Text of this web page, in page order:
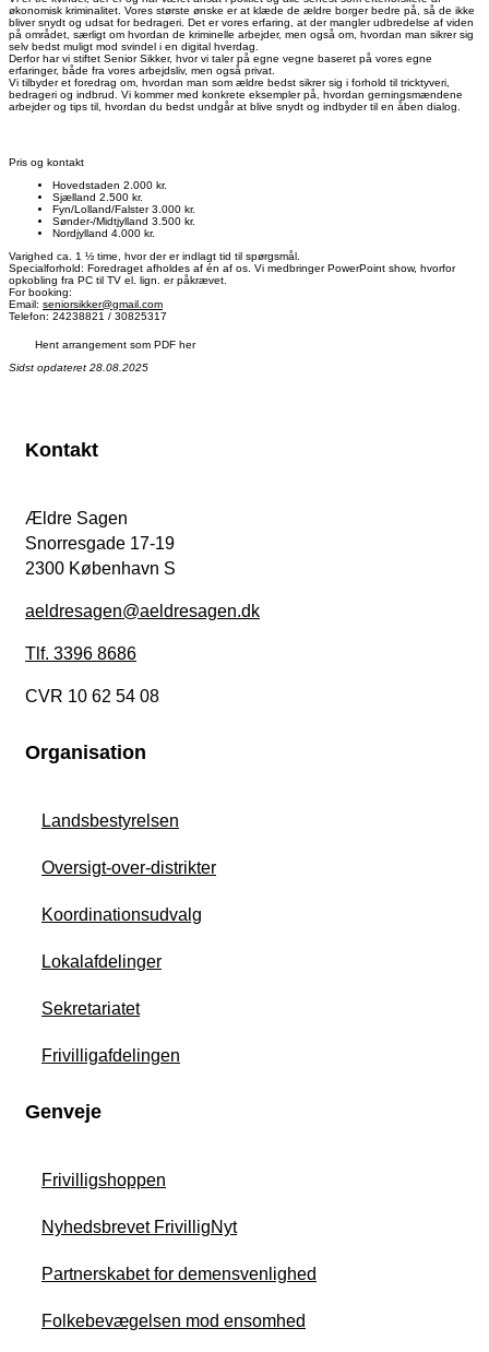
økonomisk kriminalitet. Vores største ønske er at klæde de ældre borger bedre på, så de ikke
bliver snydt og udsat for bedrageri. Det er vores erfaring, at der mangler udbredelse af viden
på området, særligt om hvordan de kriminelle arbejder, men også om, hvordan man sikrer sig
selv bedst muligt mod svindel i en digital hverdag.
Derfor har vi stiftet Senior Sikker, hvor vi taler på egne vegne baseret på vores egne
erfaringer, både fra vores arbejdsliv, men også privat.
Vi tilbyder et foredrag om, hvordan man som ældre bedst sikrer sig i forhold til tricktyveri,
bedrageri og indbrud. Vi kommer med konkrete eksempler på, hvordan gerningsmændene
arbejder og tips til, hvordan du bedst undgår at blive snydt og indbyder til en åben dialog.
Pris og kontakt
Hovedstaden 2.000 kr.
Sjælland 2.500 kr.
Fyn/Lolland/Falster 3.000 kr.
Sønder-/Midtjylland 3.500 kr.
Nordjylland 4.000 kr.
Varighed ca. 1 ½ time, hvor der er indlagt tid til spørgsmål.
Specialforhold: Foredraget afholdes af én af os. Vi medbringer PowerPoint show, hvorfor
opkobling fra PC til TV el. lign. er påkrævet.
For booking:
Email: seniorsikker@gmail.com
Telefon: 24238821 / 30825317
Hent arrangement som PDF her
Sidst opdateret 28.08.2025
Kontakt
Ældre Sagen
Snorresgade 17-19
2300 København S
aeldresagen@aeldresagen.dk
Tlf. 3396 8686
CVR 10 62 54 08
Organisation
Landsbestyrelsen
Oversigt-over-distrikter
Koordinationsudvalg
Lokalafdelinger
Sekretariatet
Frivilligafdelingen
Genveje
Frivilligshoppen
Nyhedsbrevet FrivilligNyt
Partnerskabet for demensvenlighed
Folkebevægelsen mod ensomhed